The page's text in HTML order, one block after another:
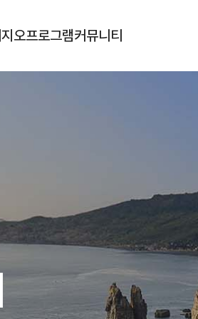
지오프로그램커뮤니티